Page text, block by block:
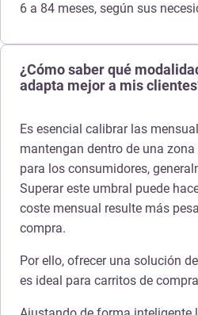
6 a 84 meses, según sus
¿Cómo saber qué
adapta mejor a mis
Es esencial calibrar las
mantengan dentro de una
para los consumidores,
Superar este umbral puede
coste mensual resulte más
compra.
Por ello, ofrecer una solución
es ideal para carritos de